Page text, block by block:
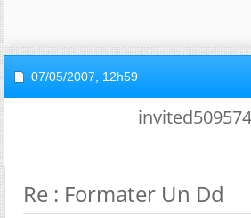
07/05/2007, 12h59
Re : Formater Un Dd